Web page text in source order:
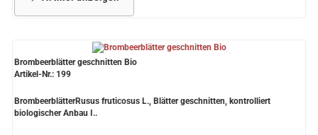
Brombeerblätter geschnitten Bio
Artikel-Nr.: 199
BrombeerblätterRusus fruticosus L., Blätter geschnitten, kontrolliert
biologischer Anbau I..